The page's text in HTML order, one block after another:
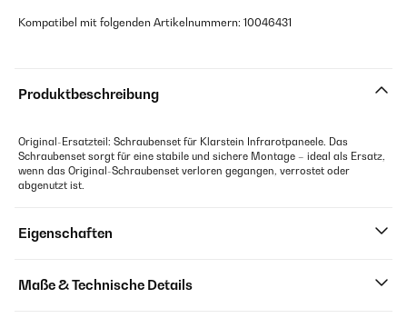
Kompatibel mit folgenden Artikelnummern: 10046431
Produktbeschreibung
Original-Ersatzteil: Schraubenset für Klarstein Infrarotpaneele. Das
Schraubenset sorgt für eine stabile und sichere Montage – ideal als Ersatz,
wenn das Original-Schraubenset verloren gegangen, verrostet oder
abgenutzt ist.
Eigenschaften
Maße & Technische Details